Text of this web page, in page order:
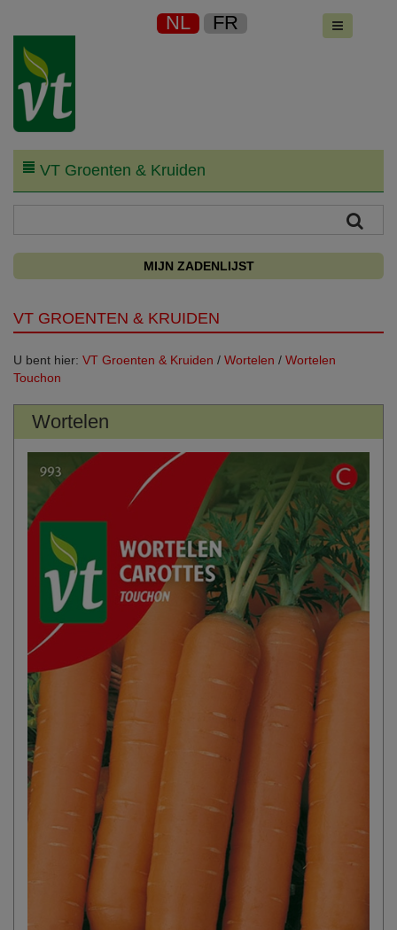
NL FR
VT Groenten & Kruiden
MIJN ZADENLIJST
VT GROENTEN & KRUIDEN
U bent hier: VT Groenten & Kruiden / Wortelen / Wortelen
Touchon
Wortelen